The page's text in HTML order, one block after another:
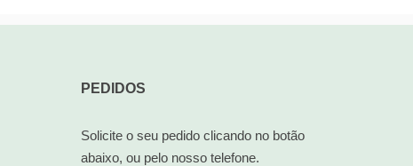
PEDIDOS
Solicite o seu pedido clicando no botão
abaixo, ou pelo nosso telefone.